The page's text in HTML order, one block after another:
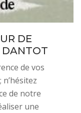
DE
DANTOT
de vos
de notre
une